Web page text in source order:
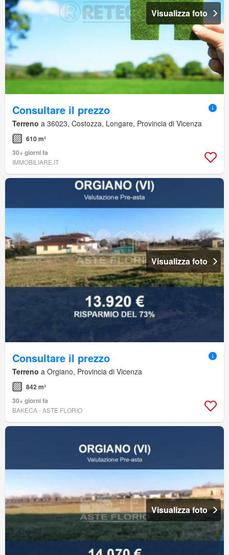
Visualizza foto
Consultare il prezzo
Terreno a 36023, Costozza, Longare, Provincia di Vicenza
610 m²
30+ giorni fa
IMMOBILIARE.IT
Visualizza foto
Consultare il prezzo
Terreno a Orgiano, Provincia di Vicenza
842 m²
30+ giorni fa
BAKECA - ASTE FLORIO
Visualizza foto